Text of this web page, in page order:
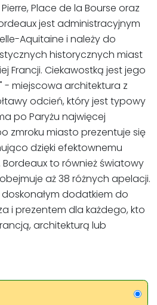
Place de la Bourse oraz
jest administracyjnym
Aquitaine i należy do
historycznych miast
Francji. Ciekawostką jest jego
- miejscowa architektura z
odcień, który jest typowy
po Paryżu najwięcej
zmroku miasto prezentuje się
dzięki efektownemu
to również światowy
aż 38 różnych apelacji.
dodatkiem do
i prezentem dla każdego, kto
architekturą lub